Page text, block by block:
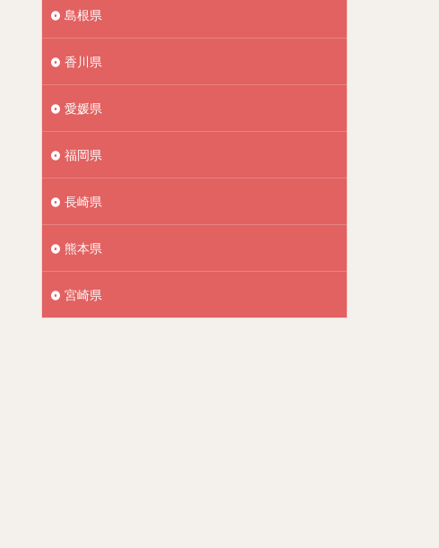
島根県
香川県
愛媛県
福岡県
長崎県
熊本県
宮崎県